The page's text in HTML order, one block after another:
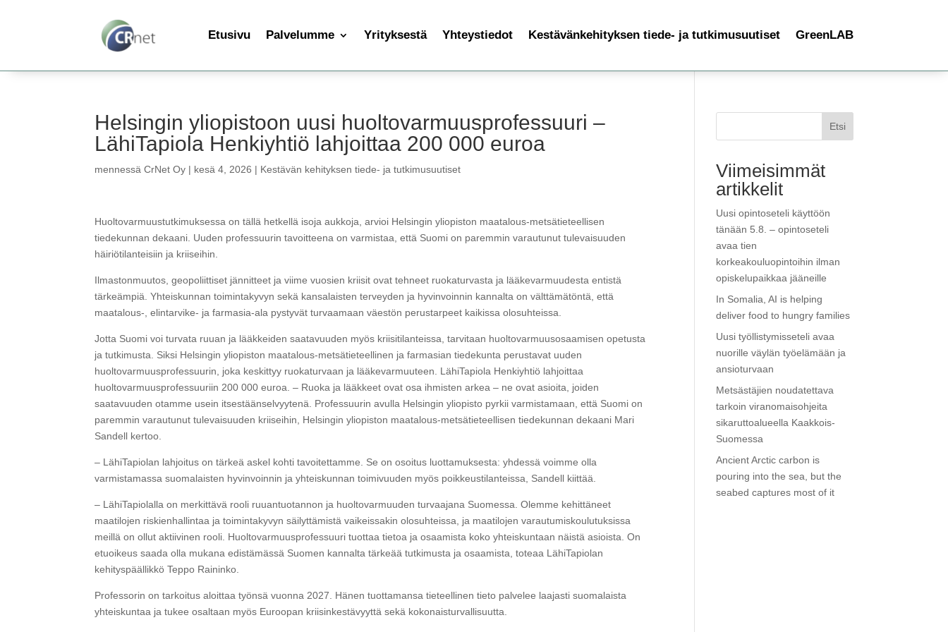
Etusivu Palvelumme Yrityksestä Yhteystiedot Kestävänkehityksen tiede- ja tutkimusuutiset GreenLAB
Helsingin yliopistoon uusi huoltovarmuusprofessuuri –
LähiTapiola Henkiyhtiö lahjoittaa 200 000 euroa
mennessäCrNet Oy | kesä 4, 2026 | Kestävän kehityksen tiede- ja tutkimusuutiset
Huoltovarmuustutkimuksessa on tällä hetkellä isoja aukkoja, arvioi Helsingin yliopiston maatalous-metsätieteellisen
tiedekunnan dekaani. Uuden professuurin tavoitteena on varmistaa, että Suomi on paremmin varautunut tulevaisuuden
häiriötilanteisiin ja kriiseihin.
Ilmastonmuutos, geopoliittiset jännitteet ja viime vuosien kriisit ovat tehneet ruokaturvasta ja lääkevarmuudesta entistä
tärkeämpiä. Yhteiskunnan toimintakyvyn sekä kansalaisten terveyden ja hyvinvoinnin kannalta on välttämätöntä, että
maatalous-, elintarvike- ja farmasia-ala pystyvät turvaamaan väestön perustarpeet kaikissa olosuhteissa.
Jotta Suomi voi turvata ruuan ja lääkkeiden saatavuuden myös kriisitilanteissa, tarvitaan huoltovarmuusosaamisen opetusta
ja tutkimusta. Siksi Helsingin yliopiston maatalous-metsätieteellinen ja farmasian tiedekunta perustavat uuden
huoltovarmuusprofessuurin, joka keskittyy ruokaturvaan ja lääkevarmuuteen. LähiTapiola Henkiyhtiö lahjoittaa
huoltovarmuusprofessuuriin 200 000 euroa. – Ruoka ja lääkkeet ovat osa ihmisten arkea – ne ovat asioita, joiden
saatavuuden otamme usein itsestäänselvyytenä. Professuurin avulla Helsingin yliopisto pyrkii varmistamaan, että Suomi on
paremmin varautunut tulevaisuuden kriiseihin, Helsingin yliopiston maatalous-metsätieteellisen tiedekunnan dekaani Mari
Sandell kertoo.
– LähiTapiolan lahjoitus on tärkeä askel kohti tavoitettamme. Se on osoitus luottamuksesta: yhdessä voimme olla
varmistamassa suomalaisten hyvinvoinnin ja yhteiskunnan toimivuuden myös poikkeustilanteissa, Sandell kiittää.
– LähiTapiolalla on merkittävä rooli ruuantuotannon ja huoltovarmuuden turvaajana Suomessa. Olemme kehittäneet
maatilojen riskienhallintaa ja toimintakyvyn säilyttämistä vaikeissakin olosuhteissa, ja maatilojen varautumiskoulutuksissa
meillä on ollut aktiivinen rooli. Huoltovarmuusprofessuuri tuottaa tietoa ja osaamista koko yhteiskuntaan näistä asioista. On
etuoikeus saada olla mukana edistämässä Suomen kannalta tärkeää tutkimusta ja osaamista, toteaa LähiTapiolan
kehityspäällikkö Teppo Raininko.
Professorin on tarkoitus aloittaa työnsä vuonna 2027. Hänen tuottamansa tieteellinen tieto palvelee laajasti suomalaista
yhteiskuntaa ja tukee osaltaan myös Euroopan kriisinkestävyyttä sekä kokonaisturvallisuutta.
Etsi
Viimeisimmät
artikkelit
Uusi opintoseteli käyttöön
tänään 5.8. – opintoseteli
avaa tien
korkeakouluopintoihin ilman
opiskelupaikkaa jääneille
In Somalia, AI is helping
deliver food to hungry families
Uusi työllistymisseteli avaa
nuorille väylän työelämään ja
ansioturvaan
Metsästäjien noudatettava
tarkoin viranomaisohjeita
sikaruttoalueella Kaakkois-
Suomessa
Ancient Arctic carbon is
pouring into the sea, but the
seabed captures most of it